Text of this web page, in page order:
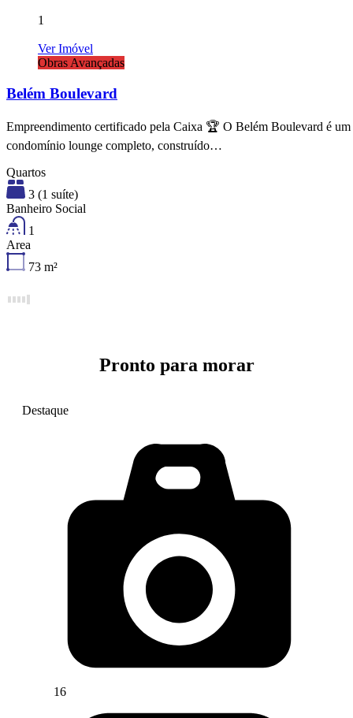
1
Ver Imóvel
Obras Avançadas
Belém Boulevard
Empreendimento certificado pela Caixa 🏆 O Belém Boulevard é um
condomínio lounge completo, construído…
Quartos
3 (1 suíte)
Banheiro Social
1
Area
73 m²
Pronto para morar
Destaque
16